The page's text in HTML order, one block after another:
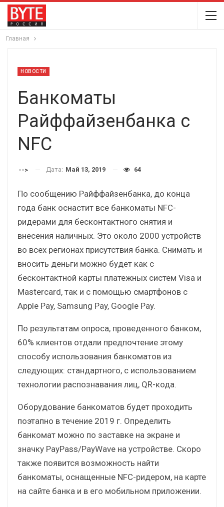
Главная
НОВОСТИ
Банкоматы
Райффайзенбанка с
NFC
--> Дата: Май 13, 2019 64
По сообщению Райффайзенбанка, до конца
года банк оснастит все банкоматы NFC-
ридерами для бесконтактного снятия и
внесения наличных. Это около 2000 устройств
во всех регионах присутствия банка. Снимать и
вносить деньги можно будет как с
бесконтактной карты платежных систем Visa и
Mastercard, так и с помощью смартфонов с
Apple Pay, Samsung Pay, Google Pay.
По результатам опроса, проведенного банком,
60% клиентов отдали предпочтение этому
способу использования банкоматов из
следующих: стандартного, с использованием
технологии распознавания лиц, QR-кода.
Оборудование банкоматов будет проходить
поэтапно в течение 2019 г. Определить
банкомат можно по заставке на экране и
значку PayPass/PayWave на устройстве. Скоро
также появится возможность найти
банкоматы, оснащенные NFC-ридером, на карте
на сайте банка и в его мобильном приложении.